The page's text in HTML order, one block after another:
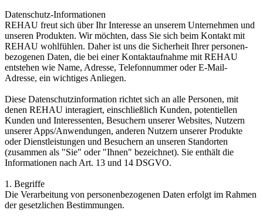
Datenschutz-Informationen
REHAU freut sich über Ihr Interesse an unserem Unternehmen und
unseren Produkten. Wir möchten, dass Sie sich beim Kontakt mit
REHAU wohlfühlen. Daher ist uns die Sicherheit Ihrer personen­
bezogenen Daten, die bei einer Kontaktaufnahme mit REHAU
entstehen wie Name, Adresse, Telefon­nummer oder E-Mail-
Adresse, ein wichtiges Anliegen.
Diese Datenschutzinformation richtet sich an alle Personen, mit
denen REHAU interagiert, einschließlich Kunden, potentiellen
Kunden und Interessenten, Besuchern unserer Websites, Nutzern
unserer Apps/Anwendungen, anderen Nutzern unserer Produkte
oder Dienstleistungen und Besuchern an unseren Standorten
(zusammen als "Sie" oder "Ihnen" bezeichnet). Sie enthält die
Informationen nach Art. 13 und 14 DSGVO.
1. Begriffe
Die Verarbeitung von personenbezogenen Daten erfolgt im Rahmen
der gesetzlichen Bestimmungen.